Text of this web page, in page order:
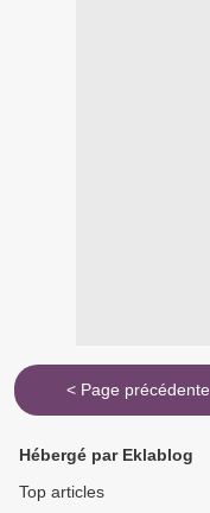
< Page précédente
Hébergé par Eklablog
Top articles